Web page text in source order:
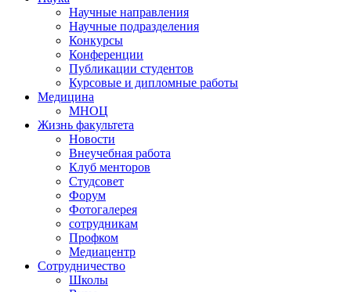
Научные направления
Научные подразделения
Конкурсы
Конференции
Публикации студентов
Курсовые и дипломные работы
Медицина
МНОЦ
Жизнь факультета
Новости
Внеучебная работа
Клуб менторов
Студсовет
Форум
Фотогалерея
сотрудникам
Профком
Медиацентр
Сотрудничество
Школы